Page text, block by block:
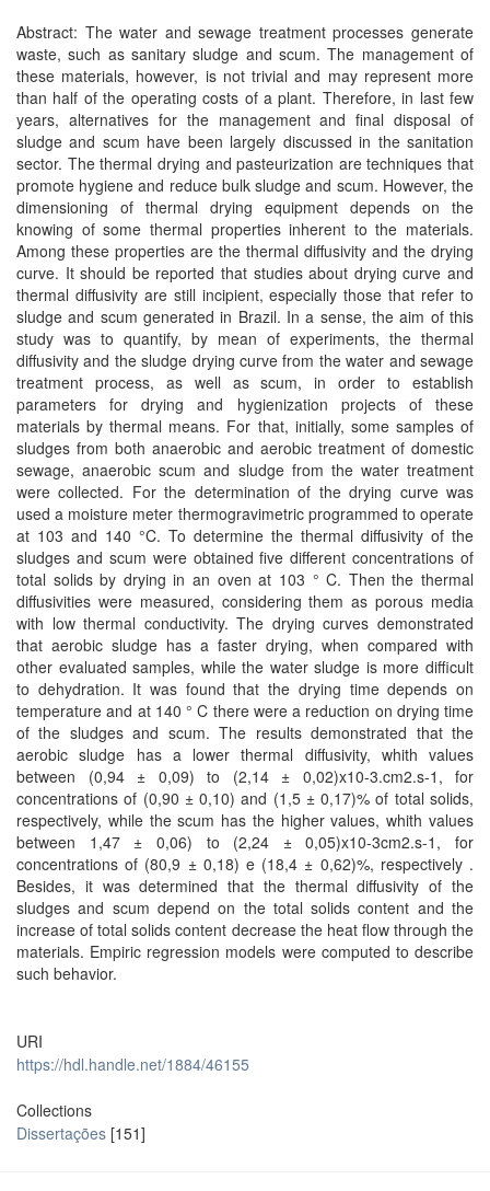
Abstract: The water and sewage treatment processes generate
waste, such as sanitary sludge and scum. The management of
these materials, however, is not trivial and may represent more
than half of the operating costs of a plant. Therefore, in last few
years, alternatives for the management and final disposal of
sludge and scum have been largely discussed in the sanitation
sector. The thermal drying and pasteurization are techniques that
promote hygiene and reduce bulk sludge and scum. However, the
dimensioning of thermal drying equipment depends on the
knowing of some thermal properties inherent to the materials.
Among these properties are the thermal diffusivity and the drying
curve. It should be reported that studies about drying curve and
thermal diffusivity are still incipient, especially those that refer to
sludge and scum generated in Brazil. In a sense, the aim of this
study was to quantify, by mean of experiments, the thermal
diffusivity and the sludge drying curve from the water and sewage
treatment process, as well as scum, in order to establish
parameters for drying and hygienization projects of these
materials by thermal means. For that, initially, some samples of
sludges from both anaerobic and aerobic treatment of domestic
sewage, anaerobic scum and sludge from the water treatment
were collected. For the determination of the drying curve was
used a moisture meter thermogravimetric programmed to operate
at 103 and 140 °C. To determine the thermal diffusivity of the
sludges and scum were obtained five different concentrations of
total solids by drying in an oven at 103 ° C. Then the thermal
diffusivities were measured, considering them as porous media
with low thermal conductivity. The drying curves demonstrated
that aerobic sludge has a faster drying, when compared with
other evaluated samples, while the water sludge is more difficult
to dehydration. It was found that the drying time depends on
temperature and at 140 ° C there were a reduction on drying time
of the sludges and scum. The results demonstrated that the
aerobic sludge has a lower thermal diffusivity, whith values
between (0,94 ± 0,09) to (2,14 ± 0,02)x10-3.cm2.s-1, for
concentrations of (0,90 ± 0,10) and (1,5 ± 0,17)% of total solids,
respectively, while the scum has the higher values, whith values
between 1,47 ± 0,06) to (2,24 ± 0,05)x10-3cm2.s-1, for
concentrations of (80,9 ± 0,18) e (18,4 ± 0,62)%, respectively .
Besides, it was determined that the thermal diffusivity of the
sludges and scum depend on the total solids content and the
increase of total solids content decrease the heat flow through the
materials. Empiric regression models were computed to describe
such behavior.
URI
https://hdl.handle.net/1884/46155
Collections
Dissertações [151]